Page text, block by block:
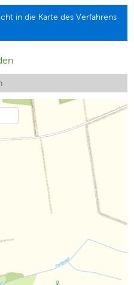
in die Karte des Verfahrens